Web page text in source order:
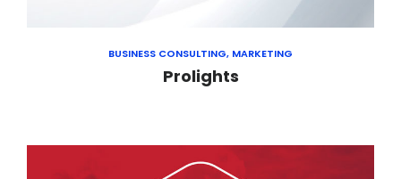
BUSINESS CONSULTING, MARKETING
Prolights